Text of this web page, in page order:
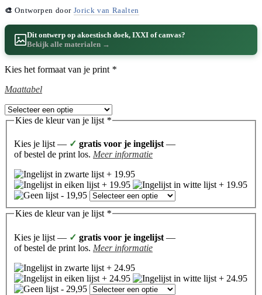
🎨Ontworpen door Jorick van Raalten
Dit ontwerp op akoestisch doek, IXXI of canvas?
Bekijk alle materialen →
Kies het formaat van je print *
Maattabel
Kies de kleur van je lijst *
Kies je lijst — ✓ gratis voor je ingelijst —
of bestel de print los. Meer informatie
Kies de kleur van je lijst *
Kies je lijst — ✓ gratis voor je ingelijst —
of bestel de print los. Meer informatie